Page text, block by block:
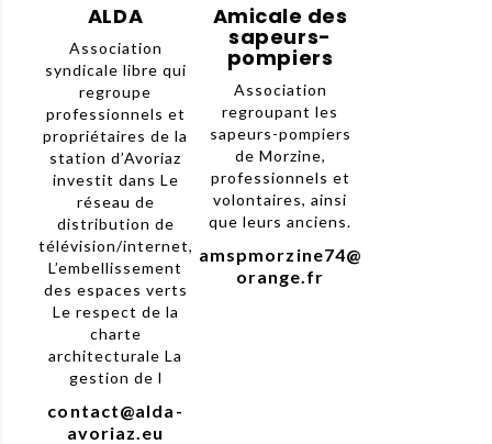
ALDA
Association
syndicale libre qui
regroupe
professionnels et
propriétaires de la
station d’Avoriaz
investit dans Le
réseau de
distribution de
télévision/internet,
L’embellissement
des espaces verts
Le respect de la
charte
architecturale La
gestion de l
contact@alda-
avoriaz.eu
Amicale des
sapeurs-
pompiers
Association
regroupant les
sapeurs-pompiers
de Morzine,
professionnels et
volontaires, ainsi
que leurs anciens.
amspmorzine74@
orange.fr